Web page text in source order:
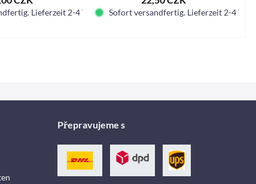
Lieferzeit 2-4 Tage. Sofort versandfertig. Lieferzeit 2-4 Tage.
Přepravujeme s